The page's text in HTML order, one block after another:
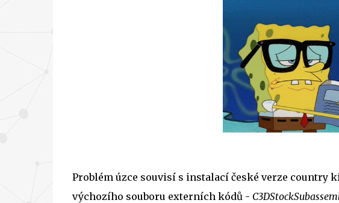
Problém úzce souvisí s instalací české verze country
výchozího souboru externích kódů -